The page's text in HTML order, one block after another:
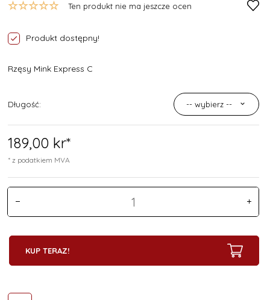
Ten produkt nie ma jeszcze ocen
Produkt dostępny!
Rzęsy Mink Express C
Długość: -- wybierz --
189,00 kr*
* z podatkiem MVA
KUP TERAZ!